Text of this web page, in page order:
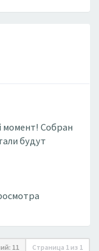
момент! Собран
будут
11 Страница 1 из 1